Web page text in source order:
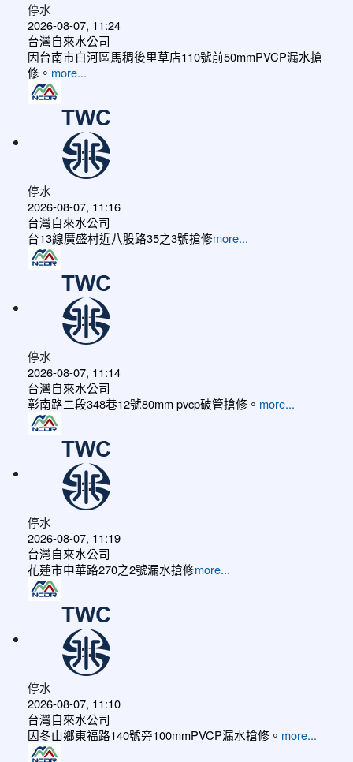
停水
2026-08-07, 11:24
台灣自來水公司
因台南市白河區馬稠後里草店110號前50mmPVCP漏水搶
修。 more...
停水
2026-08-07, 11:16
台灣自來水公司
台13線廣盛村近八股路35之3號搶修more...
停水
2026-08-07, 11:14
台灣自來水公司
彰南路二段348巷12號80mm pvcp破管搶修。 more...
停水
2026-08-07, 11:19
台灣自來水公司
花蓮市中華路270之2號漏水搶修more...
停水
2026-08-07, 11:10
台灣自來水公司
因冬山鄉東福路140號旁100mmPVCP漏水搶修。 more...